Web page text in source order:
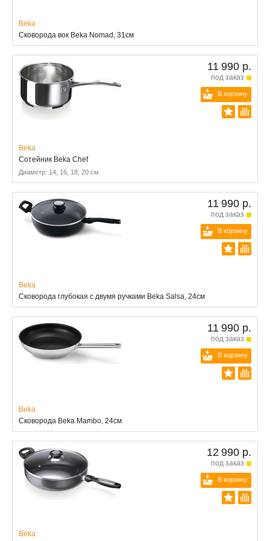
Beka
Сковорода вок Beka Nomad, 31см
11 990 р.
под заказ
В корзину
Beka
Сотейник Beka Chef
Диаметр: 14, 16, 18, 20 см
11 990 р.
под заказ
В корзину
Beka
Сковорода глубокая с двумя ручками Beka Salsa, 24см
11 990 р.
под заказ
В корзину
Beka
Сковорода Beka Mambo, 24см
12 990 р.
под заказ
В корзину
Beka